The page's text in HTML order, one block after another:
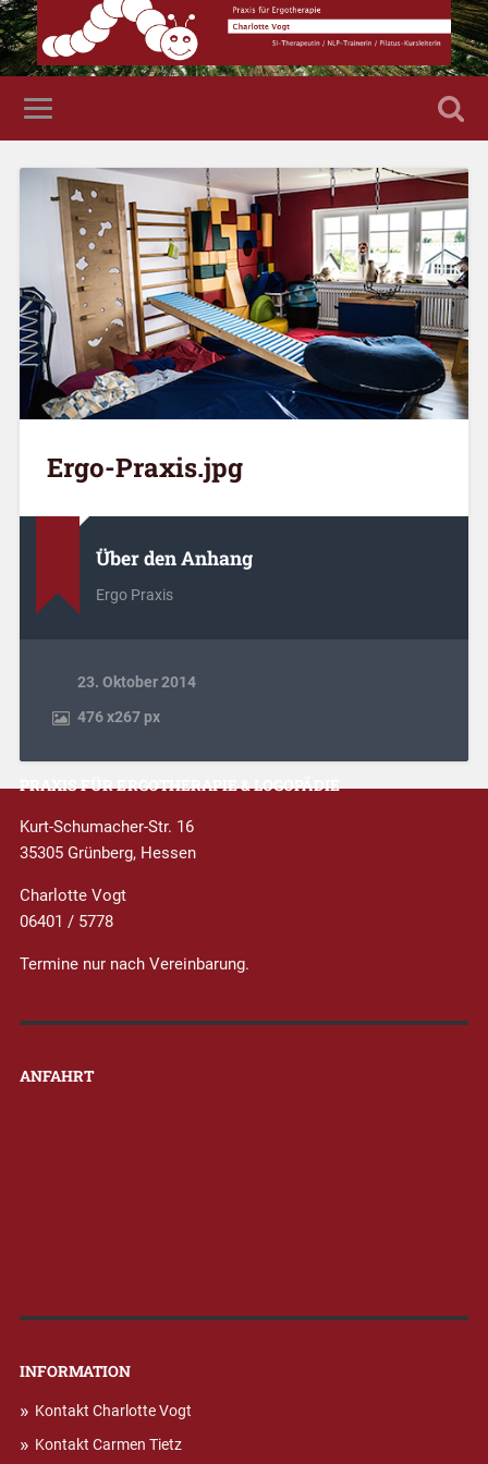
Ergo-Praxis.jpg
Über den Anhang
Ergo Praxis
23. Oktober 2014
476x267 px
PRAXIS FÜR ERGOTHERAPIE & LOGOPÄDIE
Kurt-Schumacher-Str. 16
35305 Grünberg, Hessen
Charlotte Vogt
06401 / 5778
Termine nur nach Vereinbarung.
ANFAHRT
INFORMATION
Kontakt Charlotte Vogt
Kontakt Carmen Tietz